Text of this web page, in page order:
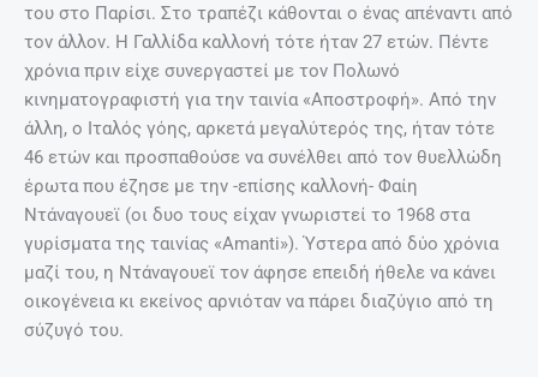
του στο Παρίσι. Στο τραπέζι κάθονται ο ένας απέναντι από
τον άλλον. Η Γαλλίδα καλλονή τότε ήταν 27 ετών. Πέντε
χρόνια πριν είχε συνεργαστεί με τον Πολωνό
κινηματογραφιστή για την ταινία «Αποστροφή». Από την
άλλη, ο Ιταλός γόης, αρκετά μεγαλύτερός της, ήταν τότε
46 ετών και προσπαθούσε να συνέλθει από τον θυελλώδη
έρωτα που έζησε με την -επίσης καλλονή- Φαίη
Ντάναγουεϊ (οι δυο τους είχαν γνωριστεί το 1968 στα
γυρίσματα της ταινίας «Amanti»). Ύστερα από δύο χρόνια
μαζί του, η Ντάναγουεϊ τον άφησε επειδή ήθελε να κάνει
οικογένεια κι εκείνος αρνιόταν να πάρει διαζύγιο από τη
σύζυγό του.